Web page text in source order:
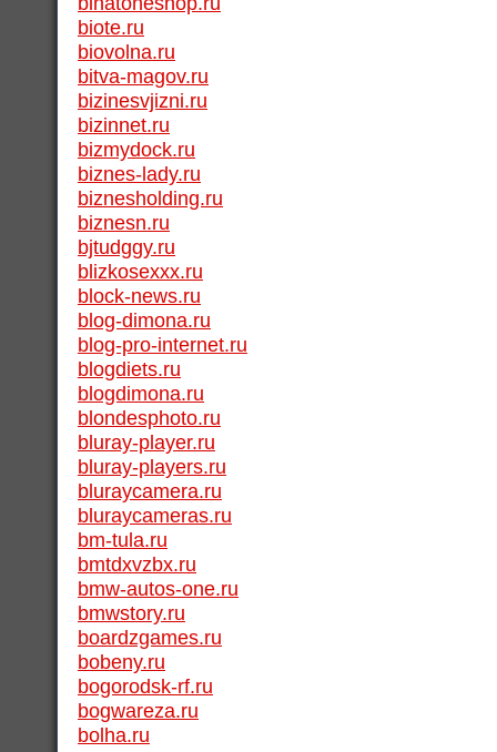
biote.ru
biovolna.ru
bitva-magov.ru
bizinesvjizni.ru
bizinnet.ru
bizmydock.ru
biznes-lady.ru
biznesholding.ru
biznesn.ru
bjtudggy.ru
blizkosexxx.ru
block-news.ru
blog-dimona.ru
blog-pro-internet.ru
blogdiets.ru
blogdimona.ru
blondesphoto.ru
bluray-player.ru
bluray-players.ru
bluraycamera.ru
bluraycameras.ru
bm-tula.ru
bmtdxvzbx.ru
bmw-autos-one.ru
bmwstory.ru
boardzgames.ru
bobeny.ru
bogorodsk-rf.ru
bogwareza.ru
bolha.ru